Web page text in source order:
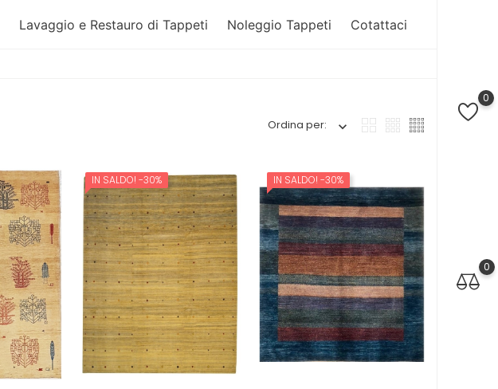
0
0
Lavaggio e Restauro di Tappeti Noleggio Tappeti Cotattaci
Ordina per:
IN SALDO! -30% IN SALDO! -30%